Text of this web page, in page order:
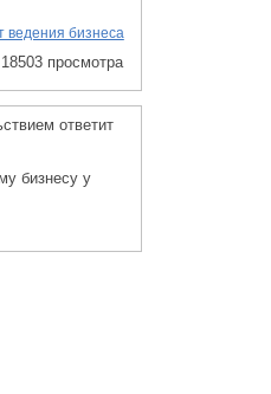
ведения бизнеса
18503 просмотра
ответит
бизнесу у